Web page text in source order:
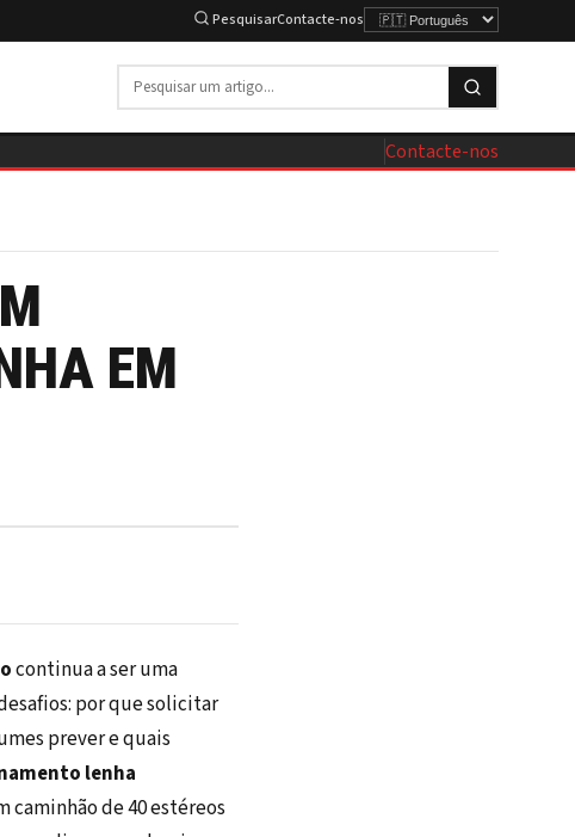
PesquisarContacte-nos
Contacte-nos
EM
continua a ser uma
por que solicitar
prever e quais
lenha
de 40 estéreos